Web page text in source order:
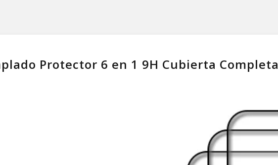
Protector 6 en 1 9H Cubierta Completa